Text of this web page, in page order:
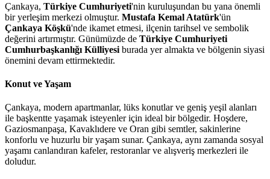
Çankaya, Türkiye Cumhuriyeti'nin kuruluşundan bu yana önemli
bir yerleşim merkezi olmuştur. Mustafa Kemal Atatürk'ün
Çankaya Köşkü'nde ikamet etmesi, ilçenin tarihsel ve sembolik
değerini artırmıştır. Günümüzde de Türkiye Cumhuriyeti
Cumhurbaşkanlığı Külliyesi burada yer almakta ve bölgenin siyasi
önemini devam ettirmektedir.
Konut ve Yaşam
Çankaya, modern apartmanlar, lüks konutlar ve geniş yeşil alanları
ile başkentte yaşamak isteyenler için ideal bir bölgedir. Hoşdere,
Gaziosmanpaşa, Kavaklıdere ve Oran gibi semtler, sakinlerine
konforlu ve huzurlu bir yaşam sunar. Çankaya, aynı zamanda sosyal
yaşamı canlandıran kafeler, restoranlar ve alışveriş merkezleri ile
doludur.